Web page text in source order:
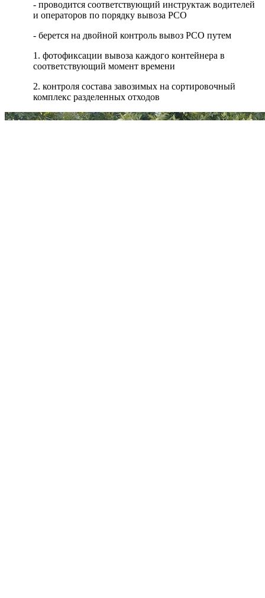
- проводится соответствующий инструктаж водителей
и операторов по порядку вывоза РСО
- берется на двойной контроль вывоз РСО путем
1. фотофиксации вывоза каждого контейнера в
соответствующий момент времени
2. контроля состава завозимых на сортировочный
комплекс разделенных отходов